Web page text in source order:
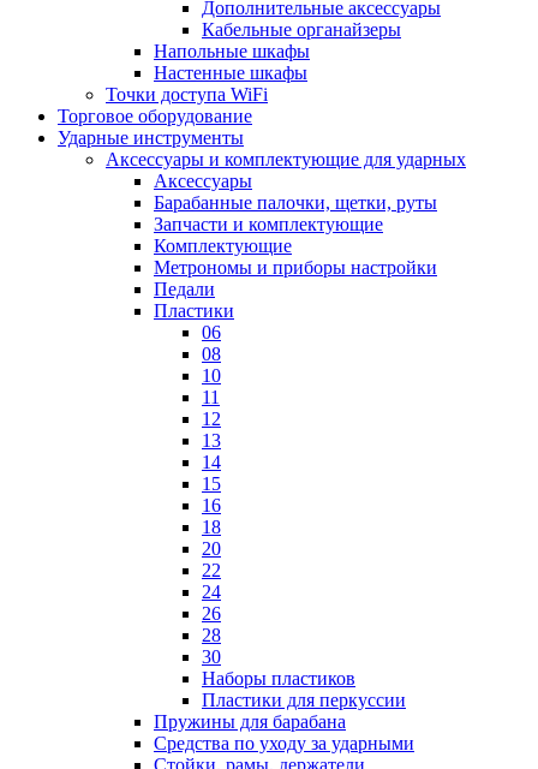
Дополнительные аксессуары
Кабельные органайзеры
Напольные шкафы
Настенные шкафы
Точки доступа WiFi
Торговое оборудование
Ударные инструменты
Аксессуары и комплектующие для ударных
Аксессуары
Барабанные палочки, щетки, руты
Запчасти и комплектующие
Комплектующие
Метрономы и приборы настройки
Педали
Пластики
06
08
10
11
12
13
14
15
16
18
20
22
24
26
28
30
Наборы пластиков
Пластики для перкуссии
Пружины для барабана
Средства по уходу за ударными
Стойки, рамы, держатели